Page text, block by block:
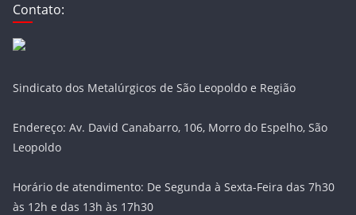
Contato:
Sindicato dos Metalúrgicos de São Leopoldo e Região
Endereço: Av. David Canabarro, 106, Morro do Espelho, São
Leopoldo
Horário de atendimento: De Segunda à Sexta-Feira das 7h30
às 12h e das 13h às 17h30